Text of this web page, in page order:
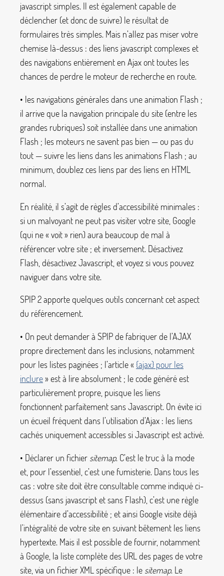
javascript simples. Il est également capable de
déclencher (et donc de suivre) le résultat de
formulaires très simples. Mais n’allez pas miser votre
chemise là-dessus : des liens javascript complexes et
des navigations entièrement en Ajax ont toutes les
chances de perdre le moteur de recherche en route.
• les navigations générales dans une animation Flash ;
il arrive que la navigation principale du site (entre les
grandes rubriques) soit installée dans une animation
Flash ; les moteurs ne savent pas bien — ou pas du
tout — suivre les liens dans les animations Flash ; au
minimum, doublez ces liens par des liens en HTML
normal.
En réalité, il s’agit de règles d’accessibilité minimales :
si un malvoyant ne peut pas visiter votre site, Google
(qui ne « voit» rien) aura beaucoup de mal à
référencer votre site ; et inversement. Désactivez
Flash, désactivez Javascript, et voyez si vous pouvez
naviguer dans votre site.
SPIP 2 apporte quelques outils concernant cet aspect
du référencement.
• On peut demander à SPIP de fabriquer de l’AJAX
propre directement dans les inclusions, notamment
pour les listes paginées ; l’article « {ajax} pour les
inclure» est à lire absolument ; le code généré est
particulièrement propre, puisque les liens
fonctionnent parfaitement sans Javascript. On évite ici
un écueil fréquent dans l’utilisation d’Ajax : les liens
cachés uniquement accessibles si Javascript est activé.
• Déclarer un fichier sitemap. C’est le truc à la mode
et, pour l’essentiel, c’est une fumisterie. Dans tous les
cas : votre site doit être consultable comme indiqué ci-
dessus (sans javascript et sans Flash), c’est une règle
élémentaire d’accessibilité ; et ainsi Google visite déjà
l’intégralité de votre site en suivant bêtement les liens
hypertexte. Mais il est possible de fournir, notamment
à Google, la liste complète des URL des pages de votre
site, via un fichier XML spécifique : le sitemap. Le